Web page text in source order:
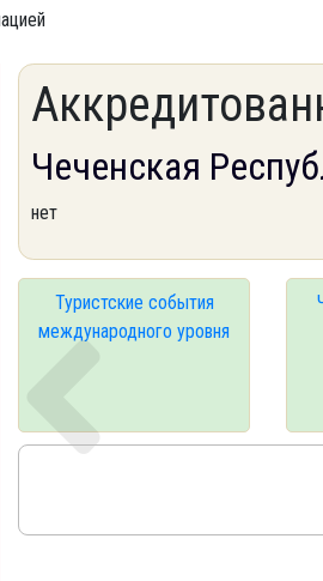
Чеченская
нет
Туристские события
международного уровня